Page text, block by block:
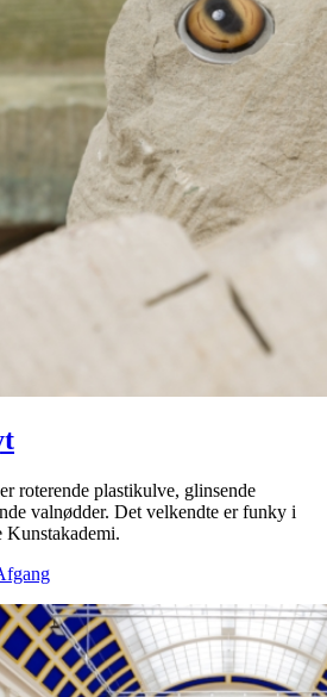
roterende plastikulve, glinsende
valnødder. Det velkendte er funky i
Kunstakademi.